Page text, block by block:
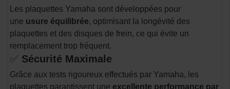
Les plaquettes Yamaha sont développées pour
une usure équilibrée, optimisant la longévité des
plaquettes et des disques de frein, ce qui évite un
remplacement trop fréquent.
✅ Sécurité Maximale
Grâce aux tests rigoureux effectués par Yamaha, les
plaquettes garantissent une excellente performance par